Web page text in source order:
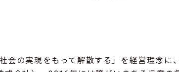
会の実現をもって解散する」を経営理念